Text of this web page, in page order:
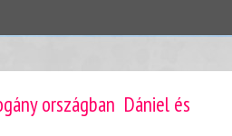
országban  Dániel és